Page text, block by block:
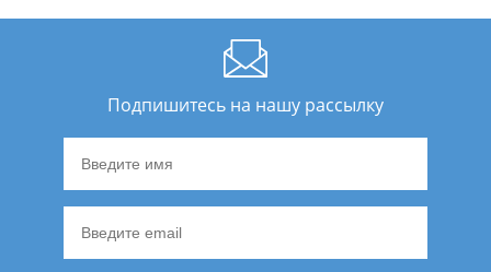
Подпишитесь на нашу рассылку